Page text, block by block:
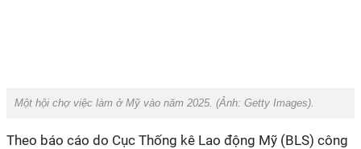
Một hội chợ việc làm ở Mỹ vào năm 2025. (Ảnh: Getty Images).
Theo báo cáo do Cục Thống kê Lao động Mỹ (BLS) công